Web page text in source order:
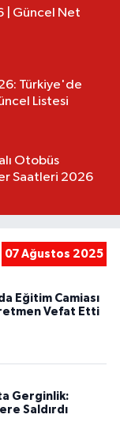
| Güncel Net
Türkiye'de
Listesi
Otobüs
Saatleri 2026
07 Ağustos 2025
Eğitim Camiası
Vefat Etti
Gerginlik:
Saldırdı